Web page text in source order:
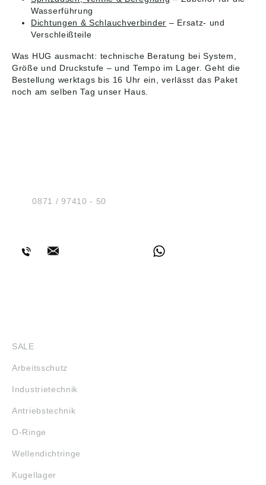
Wasserführung
Dichtungen & Schlauchverbinder – Ersatz- und
Verschleißteile
Was HUG ausmacht: technische Beratung bei System,
Größe und Druckstufe – und Tempo im Lager. Geht die
Bestellung werktags bis 16 Uhr ein, verlässt das Paket
noch am selben Tag unser Haus.
Tel.:0871 / 97410 - 50
SALE
Arbeitsschutz
Industrietechnik
Antriebstechnik
O-Ringe
Wellendichtringe
Kugellager